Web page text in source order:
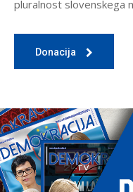
pluralnost slovenskega
Donacija